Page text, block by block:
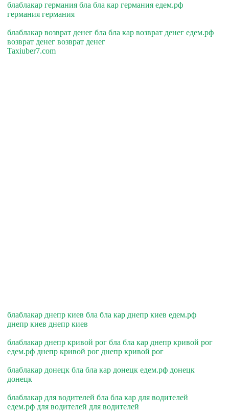
блаблакар германия бла бла кар германия едем.рф
германия германия
блаблакар возврат денег бла бла кар возврат денег едем.рф
возврат денег возврат денег
Taxiuber7.com
блаблакар днепр киев бла бла кар днепр киев едем.рф
днепр киев днепр киев
блаблакар днепр кривой рог бла бла кар днепр кривой рог
едем.рф днепр кривой рог днепр кривой рог
блаблакар донецк бла бла кар донецк едем.рф донецк
донецк
блаблакар для водителей бла бла кар для водителей
едем.рф для водителей для водителей